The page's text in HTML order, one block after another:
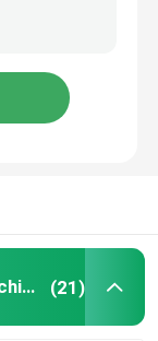
V à grande vitesse cannelant la machine (21)